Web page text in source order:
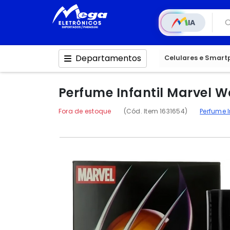
IA
Departamentos Celulares e
Perfume Infantil Marvel
Fora de estoque (Cód. Item 1631654) Perfume